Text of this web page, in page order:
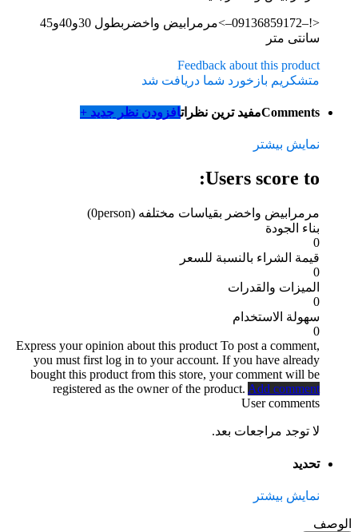
<!–09136859172–>مرمرابیض واخضربطول 30و40و45
سانتی متر
Feedback about this product
متشکریم بازخورد شما دریافت شد
Commentsمفید ترین نظراتافزودن نظر جدید +
نمایش بیشتر
Users score to:
مرمرابیض واخضر بقیاسات مختلفه (0person)
بناء الجودة
0
قيمة الشراء بالنسبة للسعر
0
الميزات والقدرات
0
سهولة الاستخدام
0
Express your opinion about this product To post a comment,
you must first log in to your account. If you have already
bought this product from this store, your comment will be
registered as the owner of the product. Add comment
User comments
لا توجد مراجعات بعد.
تحديد
نمایش بیشتر
الوصف